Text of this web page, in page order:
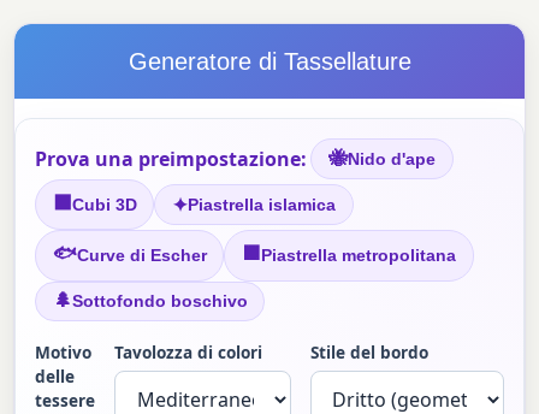
Generatore di Tassellature
Prova una preimpostazione: 🐝Nido d'ape
Cubi 3D ✦Piastrella islamica
🐟Curve di Escher Piastrella metropolitana
🌲Sottofondo boschivo
Motivo
delle
tessere
Tavolozza di colori Stile del bordo